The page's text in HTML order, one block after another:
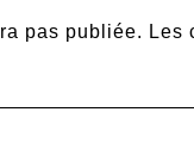
pas publiée. Les